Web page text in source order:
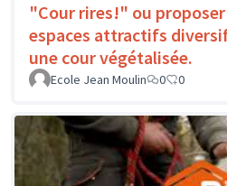
"Cour rires!" ou proposer
espaces attractifs
une cour végétalisée.
Ecole Jean Moulin 0 0